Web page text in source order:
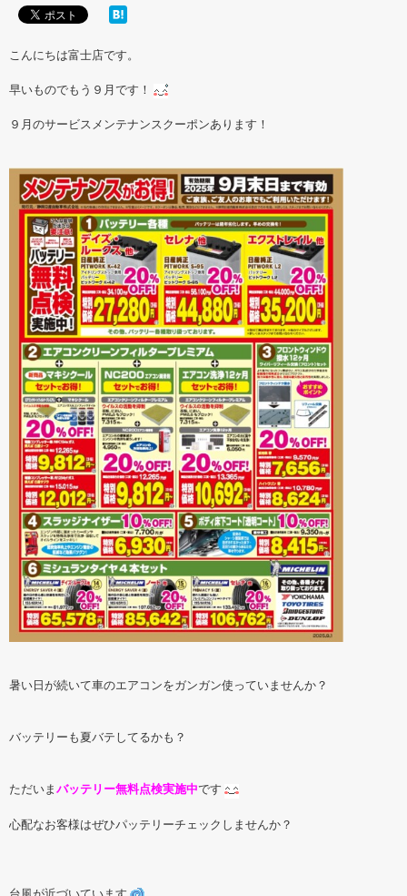
こんにちは富士店です。
早いものでもう９月です！
９月のサービスメンテナンスクーポンあります！
暑い日が続いて車のエアコンをガンガン使っていませんか？
バッテリーも夏バテしてるかも？
ただいま バッテリー無料点検実施中です
心配なお客様はぜひパッテリーチェックしませんか？
台風が近づいています